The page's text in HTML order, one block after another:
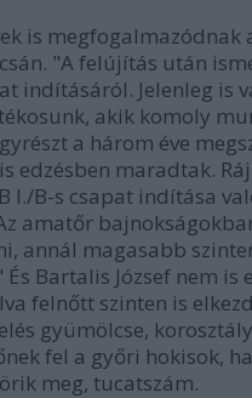
is megfogalmazódnak
"A felújítás után
indításáról. Jelenleg is
akik komoly
a három éve
edzésben maradtak.
I./B-s csapat indítása
amatőr
annál magasabb
És Bartalis József nem is
felnőtt szinten is
gyümölcse,
fel a győri hokisok,
meg, tucatszám.